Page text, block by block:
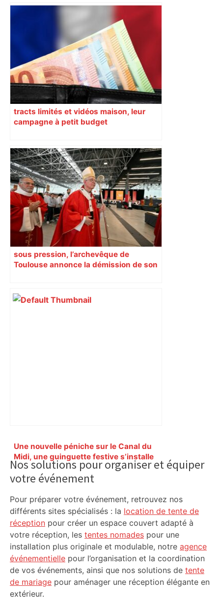
Capilla en bleu ciel pour combien de
temps encore ? Toulouse et l'UBB aux
aguets – Rugbynistere
tracts limités et vidéos maison, leur
campagne à petit budget
sous pression, l’archevêque de
Toulouse annonce la démission de son
Une nouvelle péniche sur le Canal du
Midi, une guinguette festive s’installe
au bassin des Ponts Jumeaux à
Toulouse – ladepeche.fr
Primary
Sidebar
Nos solutions pour organiser et équiper
votre événement
Pour préparer votre événement, retrouvez nos
différents sites spécialisés : la location de tente de
réception pour créer un espace couvert adapté à
votre réception, les tentes nomades pour une
installation plus originale et modulable, notre agence
événementielle pour l’organisation et la coordination
de vos événements, ainsi que nos solutions de tente
de mariage pour aménager une réception élégante en
extérieur.